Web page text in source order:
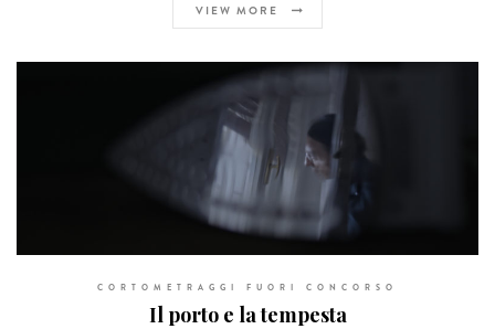
VIEW MORE
CORTOMETRAGGI FUORI CONCORSO
Il porto e la tempesta